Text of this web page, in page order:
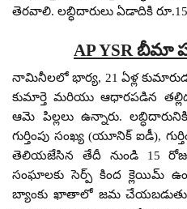
తెరవాలి. లబ్ధిదారులు ఏడాదికి
AP YSR బీమా
నామినీలలో భార్య, 21 ఏళ్ల
కుమార్తె మరియు ఆధారపడిన
ఆమె పిల్లలు ఉన్నారు.
గుర్తింపు సంఖ్య (యూనిక్ ఐడీ),
తెలియజేసిన తేదీ నుండి 15
సంఘాలకు సెర్ప్ కింద క్లెయిమ్
బ్యాంకు ఖాతాలో జమ